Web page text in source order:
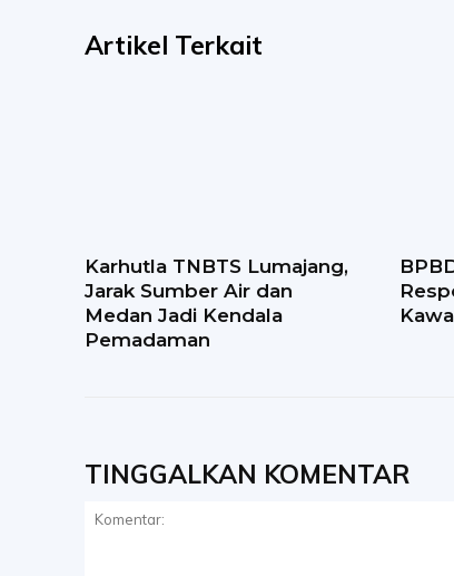
Artikel Terkait
Karhutla TNBTS Lumajang,
Jarak Sumber Air dan
Medan Jadi Kendala
Pemadaman
TINGGALKAN KOMENTAR